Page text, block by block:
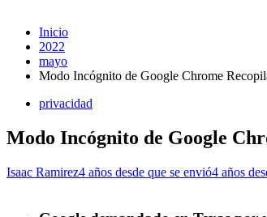
Inicio
2022
mayo
Modo Incógnito de Google Chrome
privacidad
Modo Incógnito de Google
Isaac Ramirez4 años desde que se envió4 años